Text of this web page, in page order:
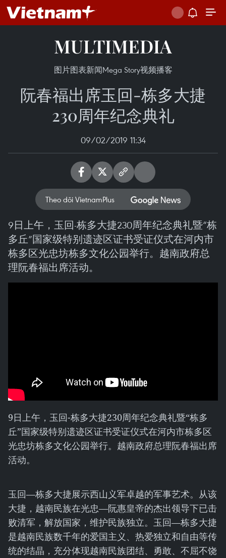
MULTIMEDIA
图片图表新闻Mega Story视频播客
阮春福出席玉回-栋多大捷
230周年纪念典礼
09/02/2019 11:34
Theo dõi VietnamPlus
9日上午，玉回-栋多大捷230周年纪念典礼暨“栋
多丘”国家级特别遗迹区证书受证仪式在河内市
栋多区光忠坊栋多文化公园举行。越南政府总
理阮春福出席活动。
9日上午，玉回-栋多大捷230周年纪念典礼暨“栋多
丘”国家级特别遗迹区证书受证仪式在河内市栋多区
光忠坊栋多文化公园举行。越南政府总理阮春福出席
活动。
玉回—栋多大捷展示西山义军卓越的军事艺术。从该
大捷，越南民族在光忠—阮惠皇帝的杰出领导下已击
败清军，解放国家，维护民族独立。玉回—栋多大捷
是越南民族数千年的爱国主义、热爱独立和自由等传
统的结晶，充分体现越南民族团结、勇敢、不屈不饶